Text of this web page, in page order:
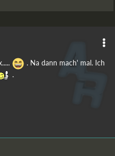
. Na dann mach' mal. Ich
.